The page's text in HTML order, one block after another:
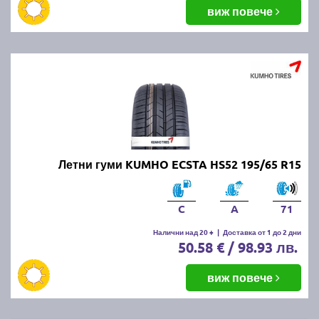
балансировка и реглаж на предния и задния мост.
Неравномерното износване може да е знак за
гуми.
Как да се грижим за летните
Проверявайте редовно налягането, дълбочината
на протектора и състоянието на гумите. Избягвайте
рязко спиране и агресивно шофиране, тъй като
това води до по-бързо износване. Почиствайте
гумите от кал и камъчета и ги проверявайте за
Как се съхраняват зимните и
летни гуми?
виж повече
Летни гуми KUMHO ECSTA HS52 195/65 R15
C A 71
Налични над 20 + | Доставка от 1 до 2 дни
50.58 € / 98.93 лв.
виж повече